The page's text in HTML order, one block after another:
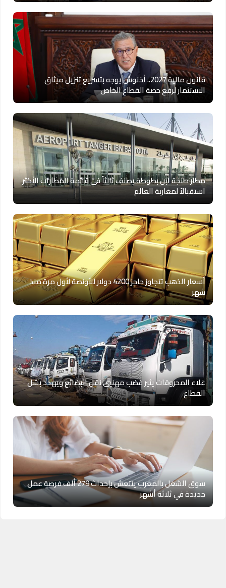
قانون مالية 2027.. أخنوش يوجه بتسريع تنزيل ميثاق
الاستثمار لرفع حصة القطاع الخاص
مطار طنجة ابن بطوطة يصنف ثالثاً في قائمة المطارات الأكثر
استقبالاً لمغاربة العالم
أسعار الذهب تتجاوز حاجز 4200 دولار للأونصة لأول مرة منذ
شهر
غلاء المحروقات يثير غضب مهنيي نقل البضائع ويهدد بشل
القطاع
سوق الشغل بالمغرب ينتعش بإحداث 279 ألف فرصة عمل
جديدة في ثلاثة أشهر